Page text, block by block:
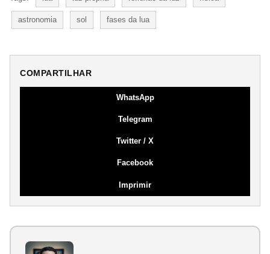
astronomia sol fases da lua
COMPARTILHAR
WhatsApp
Telegram
Twitter / X
Facebook
Imprimir